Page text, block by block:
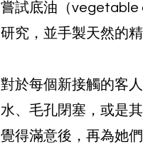
嘗試底油（vegetable
研究，並手製天然的
對於每個新接觸的客
水、毛孔閉塞，或是
覺得滿意後，再為她